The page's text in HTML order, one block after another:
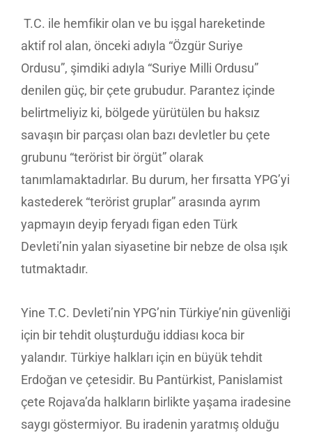
T.C. ile hemfikir olan ve bu işgal hareketinde
aktif rol alan, önceki adıyla “Özgür Suriye
Ordusu”, şimdiki adıyla “Suriye Milli Ordusu”
denilen güç, bir çete grubudur. Parantez içinde
belirtmeliyiz ki, bölgede yürütülen bu haksız
savaşın bir parçası olan bazı devletler bu çete
grubunu “terörist bir örgüt” olarak
tanımlamaktadırlar. Bu durum, her fırsatta YPG’yi
kastederek “terörist gruplar” arasında ayrım
yapmayın deyip feryadı figan eden Türk
Devleti’nin yalan siyasetine bir nebze de olsa ışık
tutmaktadır.
Yine T.C. Devleti’nin YPG’nin Türkiye’nin güvenliği
için bir tehdit oluşturduğu iddiası koca bir
yalandır. Türkiye halkları için en büyük tehdit
Erdoğan ve çetesidir. Bu Pantürkist, Panislamist
çete Rojava’da halkların birlikte yaşama iradesine
saygı göstermiyor. Bu iradenin yaratmış olduğu